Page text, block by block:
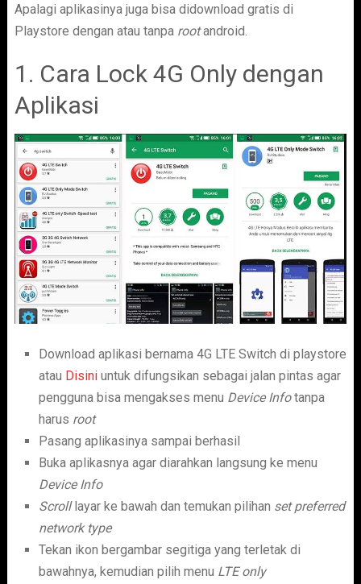
Apalagi aplikasinya juga bisa didownload gratis di
Playstore dengan atau tanpa rootandroid.
1. Cara Lock 4G Only dengan
Aplikasi
Download aplikasi bernama 4G LTE Switch di playstore
atau Disiniuntuk difungsikan sebagai jalan pintas agar
pengguna bisa mengakses menu Device Infotanpa
harus root
Pasang aplikasinya sampai berhasil
Buka aplikasnya agar diarahkan langsung ke menu
Device Info
Scrolllayar ke bawah dan temukan pilihan set preferred
network type
Tekan ikon bergambar segitiga yang terletak di
bawahnya, kemudian pilih menu LTE only